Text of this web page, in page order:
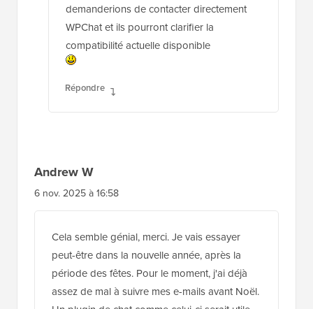
demanderions de contacter directement
WPChat et ils pourront clarifier la
compatibilité actuelle disponible
Répondre
Andrew W
6 nov. 2025 à 16:58
Cela semble génial, merci. Je vais essayer
peut-être dans la nouvelle année, après la
période des fêtes. Pour le moment, j'ai déjà
assez de mal à suivre mes e-mails avant Noël.